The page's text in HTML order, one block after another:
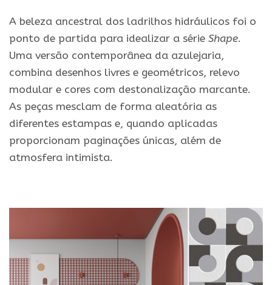
A beleza ancestral dos ladrilhos hidráulicos foi o
ponto de partida para idealizar a série Shape.
Uma versão contemporânea da azulejaria,
combina desenhos livres e geométricos, relevo
modular e cores com destonalização marcante.
As peças mesclam de forma aleatória as
diferentes estampas e, quando aplicadas
proporcionam paginações únicas, além de
atmosfera intimista.